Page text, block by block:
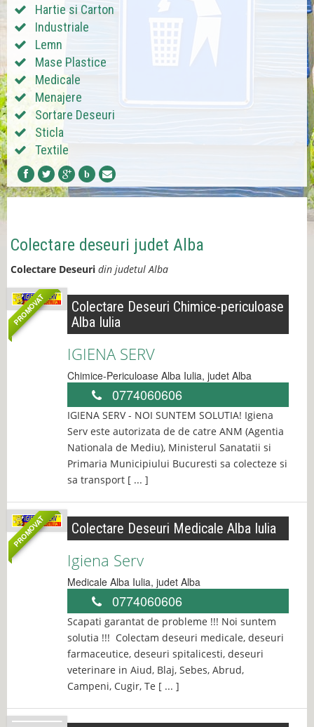
Hartie si Carton
Industriale
Lemn
Mase Plastice
Medicale
Menajere
Sortare Deseuri
Sticla
Textile
b
Colectare deseuri judet Alba
Colectare Deseuri din judetul Alba
PROMOVAT
Colectare Deseuri Chimice-periculoase
Alba Iulia
IGIENA SERV
Chimice-Periculoase Alba Iulia, judet Alba
0774060606
IGIENA SERV - NOI SUNTEM SOLUTIA! Igiena
Serv este autorizata de de catre ANM (Agentia
Nationala de Mediu), Ministerul Sanatatii si
Primaria Municipiului Bucuresti sa colecteze si
sa transport [ ... ]
PROMOVAT Colectare Deseuri Medicale Alba Iulia
Igiena Serv
Medicale Alba Iulia, judet Alba
0774060606
Scapati garantat de probleme !!! Noi suntem
solutia !!! Colectam deseuri medicale, deseuri
farmaceutice, deseuri spitalicesti, deseuri
veterinare in Aiud, Blaj, Sebes, Abrud,
Campeni, Cugir, Te [ ... ]